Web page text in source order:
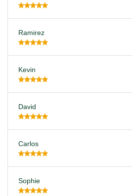
Ramirez
Kevin
David
Carlos
Sophie